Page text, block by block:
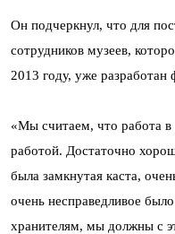
Он подчеркнул, что для
сотрудников музеев,
2013 году, уже разработан
«Мы считаем, что работа
работой. Достаточно
была замкнутая каста,
очень несправедливое
хранителям, мы должны с